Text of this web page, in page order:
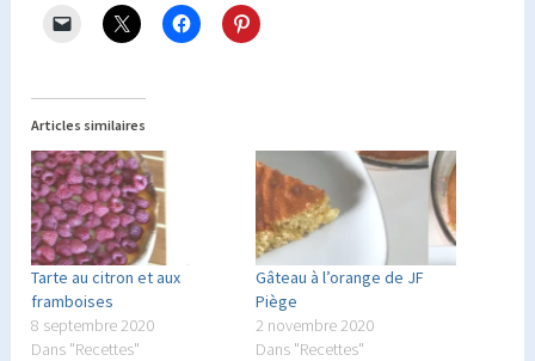
Articles similaires
Tarte au citron et aux
framboises
8 septembre 2020
Dans "Recettes"
Gâteau à l’orange de JF
Piège
2 novembre 2020
Dans "Recettes"